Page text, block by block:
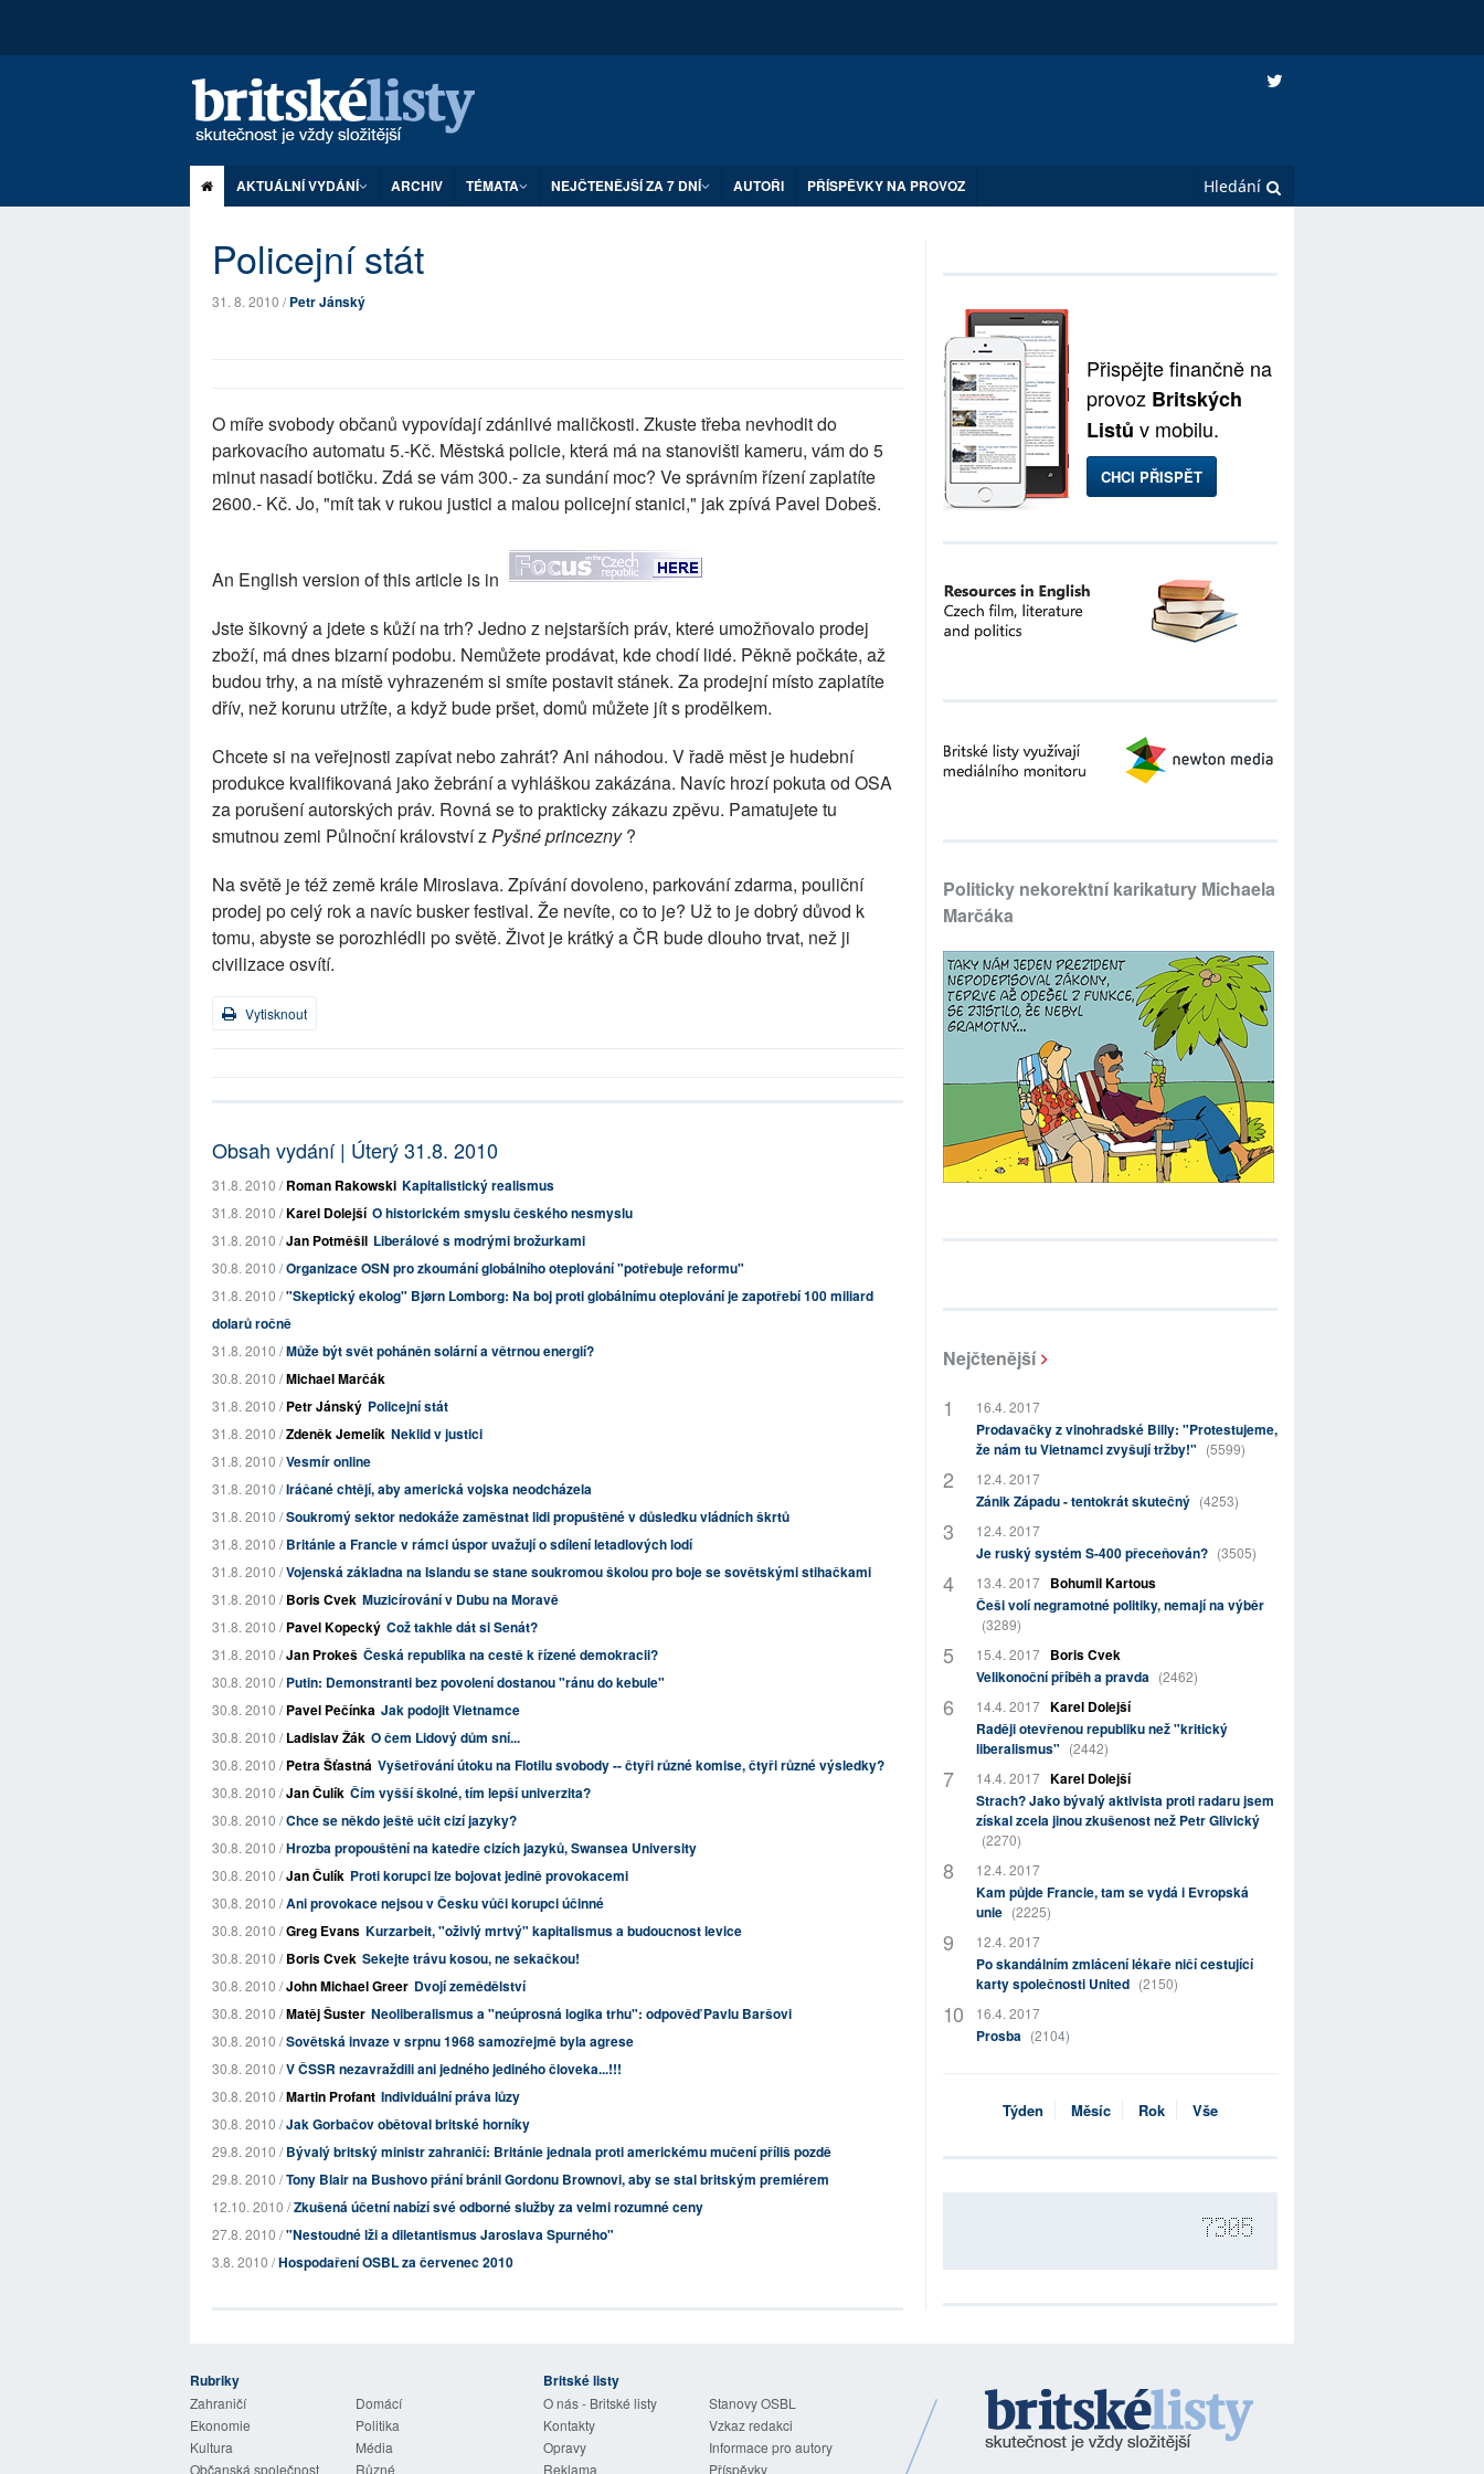
AKTUÁLNÍ VYDÁNÍ ARCHIV TÉMATA NEJČTENĚJŠÍ ZA 7 DNÍ AUTOŘI PŘÍSPĚVKY NA PROVOZ
Policejní stát
31. 8. 2010 /Petr Jánský
O míře svobody občanů vypovídají zdánlivé maličkosti. Zkuste třeba nevhodit do
parkovacího automatu 5.-Kč. Městská policie, která má na stanovišti kameru, vám do 5
minut nasadí botičku. Zdá se vám 300.- za sundání moc? Ve správním řízení zaplatíte
2600.- Kč. Jo, "mít tak v rukou justici a malou policejní stanici," jak zpívá Pavel Dobeš.
An English version of this article is in
Jste šikovný a jdete s kůží na trh? Jedno z nejstarších práv, které umožňovalo prodej
zboží, má dnes bizarní podobu. Nemůžete prodávat, kde chodí lidé. Pěkně počkáte, až
budou trhy, a na místě vyhrazeném si smíte postavit stánek. Za prodejní místo zaplatíte
dřív, než korunu utržíte, a když bude pršet, domů můžete jít s prodělkem.
Chcete si na veřejnosti zapívat nebo zahrát? Ani náhodou. V řadě měst je hudební
produkce kvalifikovaná jako žebrání a vyhláškou zakázána. Navíc hrozí pokuta od OSA
za porušení autorských práv. Rovná se to prakticky zákazu zpěvu. Pamatujete tu
smutnou zemi Půlnoční království zPyšné princezny?
Na světě je též země krále Miroslava. Zpívání dovoleno, parkování zdarma, pouliční
prodej po celý rok a navíc busker festival. Že nevíte, co to je? Už to je dobrý důvod k
tomu, abyste se porozhlédli po světě. Život je krátký a ČR bude dlouho trvat, než ji
civilizace osvítí.
Vytisknout
Obsah vydání | Úterý 31.8. 2010
31.8. 2010 /Roman Rakowski Kapitalistický realismus
31.8. 2010 /Karel Dolejší O historickém smyslu českého nesmyslu
31.8. 2010 /Jan Potměšil Liberálové s modrými brožurkami
30.8. 2010 /Organizace OSN pro zkoumání globálního oteplování "potřebuje reformu"
31.8. 2010 /"Skeptický ekolog" Bjørn Lomborg: Na boj proti globálnímu oteplování je zapotřebí 100 miliard
dolarů ročně
31.8. 2010 /Může být svět poháněn solární a větrnou energií?
30.8. 2010 /Michael Marčák
31.8. 2010 /Petr Jánský Policejní stát
31.8. 2010 /Zdeněk Jemelík Neklid v justici
31.8. 2010 /Vesmír online
31.8. 2010 /Iráčané chtějí, aby americká vojska neodcházela
31.8. 2010 /Soukromý sektor nedokáže zaměstnat lidi propuštěné v důsledku vládních škrtů
31.8. 2010 /Británie a Francie v rámci úspor uvažují o sdílení letadlových lodí
31.8. 2010 /Vojenská základna na Islandu se stane soukromou školou pro boje se sovětskými stihačkami
31.8. 2010 /Boris Cvek Muzicírování v Dubu na Moravě
31.8. 2010 /Pavel Kopecký Což takhle dát si Senát?
31.8. 2010 /Jan Prokeš Česká republika na cestě k řízené demokracii?
30.8. 2010 /Putin: Demonstranti bez povolení dostanou "ránu do kebule"
30.8. 2010 /Pavel Pečínka Jak podojit Vietnamce
30.8. 2010 /Ladislav Žák O čem Lidový dům sní...
30.8. 2010 /Petra Šťastná Vyšetřování útoku na Flotilu svobody -- čtyři různé komise, čtyři různé výsledky?
30.8. 2010 /Jan Čulík Čím vyšší školné, tím lepší univerzita?
30.8. 2010 /Chce se někdo ještě učit cizí jazyky?
30.8. 2010 /Hrozba propouštění na katedře cizích jazyků, Swansea University
30.8. 2010 /Jan Čulík Proti korupci lze bojovat jedině provokacemi
30.8. 2010 /Ani provokace nejsou v Česku vůči korupci účinné
30.8. 2010 /Greg Evans Kurzarbeit, "oživlý mrtvý" kapitalismus a budoucnost levice
30.8. 2010 /Boris Cvek Sekejte trávu kosou, ne sekačkou!
30.8. 2010 /John Michael Greer Dvojí zemědělství
30.8. 2010 /Matěj Šuster Neoliberalismus a "neúprosná logika trhu": odpověď Pavlu Baršovi
30.8. 2010 /Sovětská invaze v srpnu 1968 samozřejmě byla agrese
30.8. 2010 /V ČSSR nezavraždili ani jedného jediného človeka...!!!
30.8. 2010 /Martin Profant Individuální práva lůzy
30.8. 2010 /Jak Gorbačov obětoval britské horníky
29.8. 2010 /Bývalý britský ministr zahraničí: Británie jednala proti americkému mučení příliš pozdě
29.8. 2010 /Tony Blair na Bushovo přání bránil Gordonu Brownovi, aby se stal britským premiérem
12.10. 2010 /Zkušená účetní nabízí své odborné služby za velmi rozumné ceny
27.8. 2010 /"Nestoudné lži a diletantismus Jaroslava Spurného"
3.8. 2010 /Hospodaření OSBL za červenec 2010
Přispějte finančně na
provoz Britských
Listů v mobilu.
CHCI PŘISPĚT
Politicky nekorektní karikatury Michaela
Marčáka
Nejčtenější
16.4. 2017
Prodavačky z vinohradské Billy: "Protestujeme,
že nám tu Vietnamci zvyšují tržby!" (5599)
12.4. 2017
Zánik Západu - tentokrát skutečný (4253)
12.4. 2017
Je ruský systém S-400 přeceňován? (3505)
13.4. 2017
Bohumil Kartous
Češi volí negramotné politiky, nemají na výběr
(3289)
15.4. 2017
Boris Cvek
Velikonoční příběh a pravda (2462)
14.4. 2017 Karel Dolejší
Raději otevřenou republiku než "kritický
liberalismus" (2442)
14.4. 2017 Karel Dolejší
Strach? Jako bývalý aktivista proti radaru jsem
získal zcela jinou zkušenost než Petr Glivický
(2270)
12.4. 2017
Kam půjde Francie, tam se vydá i Evropská
unie (2225)
12.4. 2017
Po skandálním zmlácení lékaře ničí cestující
karty společnosti United (2150)
16.4. 2017
Prosba (2104)
Týden Měsíc Rok Vše
7305
Rubriky
Zahraničí
Domácí
Ekonomie
Politika
Kultura
Média
Občanská společnost
Různé
Britské listy
O nás - Britské listy
Stanovy OSBL
Kontakty
Vzkaz redakci
Opravy
Informace pro autory
Reklama
Příspěvky